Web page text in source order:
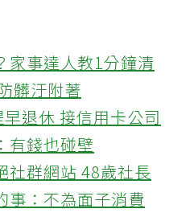
家事達人教1分鐘清
髒汙附著
退休 接信用卡公司
有錢也碰壁
社群網站 48歲社長
事：不為面子消費